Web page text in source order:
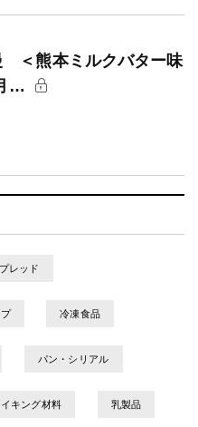
＜熊本ミルクバター味
…
レッド
冷凍食品
パン・シリアル
キング材料 乳製品